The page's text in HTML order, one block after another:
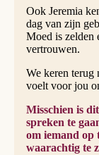
Ook Jeremia
dag van zijn
Moed is zelden
vertrouwen.
We keren terug
voelt voor jou
Misschien is
spreken te
om iemand op
waarachtig te